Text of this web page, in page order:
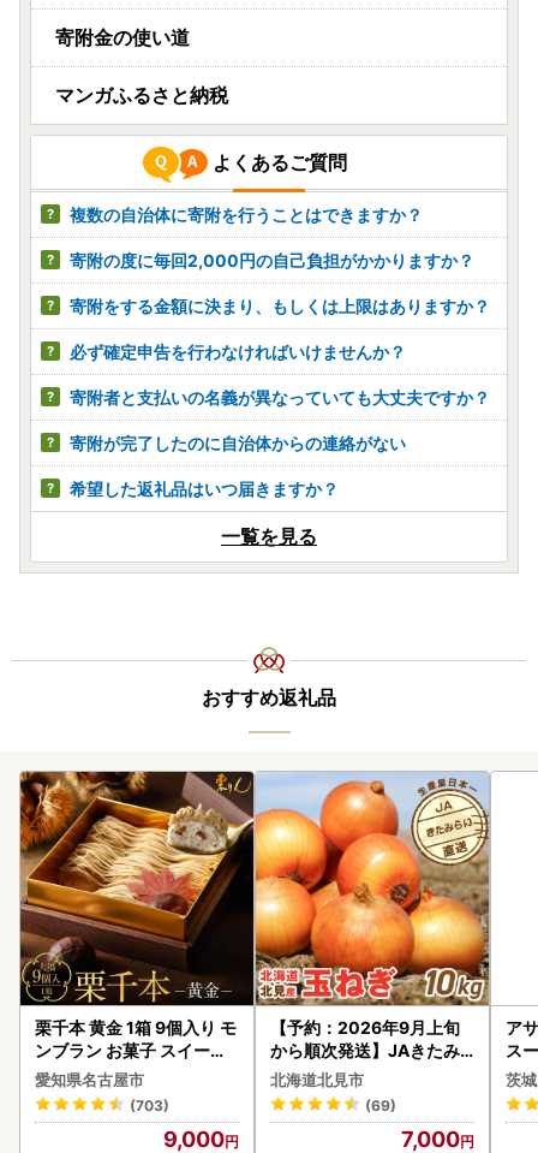
寄附金の使い道
マンガふるさと納税
よくあるご質問
複数の自治体に寄附を行うことはできますか？
寄附の度に毎回2,000円の自己負担がかかりますか？
寄附をする金額に決まり、もしくは上限はありますか？
必ず確定申告を行わなければいけませんか？
寄附者と支払いの名義が異なっていても大丈夫ですか？
寄附が完了したのに自治体からの連絡がない
希望した返礼品はいつ届きますか？
一覧を見る
おすすめ返礼品
栗千本 黄金 1箱 9個入り モ
ンブラン お菓子 スイーツ
デザート モンブラン 人気
愛知県名古屋市
(703)
9,000
【予約：2026年9月上旬
から順次発送】JAきたみ
らい産 玉ねぎ Lサイズ 10k
g ( タマネギ たまねぎ 野菜
)【210-0003-2026】
北海道北見市
(69)
7,000
ア
ス
8本
茨